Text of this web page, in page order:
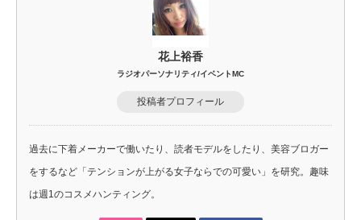
花上裕香
ラジオパーソナリティ/イベントMC
投稿者プロフィール
過去に下着メーカーで働いたり、読者モデルをしたり、美容ブロガー
をするなど「テンションが上がる女子ならでの可愛い」を研究。趣味
は週1のコスメハンティング。